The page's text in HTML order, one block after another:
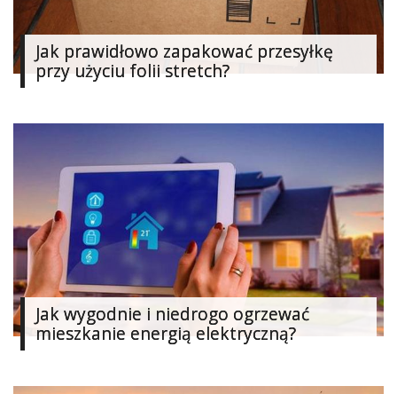
Jak prawidłowo zapakować przesyłkę
przy użyciu folii stretch?
Jak wygodnie i niedrogo ogrzewać
mieszkanie energią elektryczną?